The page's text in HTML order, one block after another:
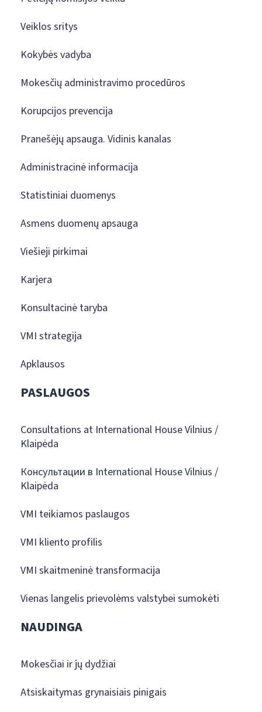
Veiklos sritys
Kokybės vadyba
Mokesčių administravimo procedūros
Korupcijos prevencija
Pranešėjų apsauga. Vidinis kanalas
Administracinė informacija
Statistiniai duomenys
Asmens duomenų apsauga
Viešieji pirkimai
Karjera
Konsultacinė taryba
VMI strategija
Apklausos
PASLAUGOS
Consultations at International House Vilnius /
Klaipėda
Консультации в International House Vilnius /
Klaipėda
VMI teikiamos paslaugos
VMI kliento profilis
VMI skaitmeninė transformacija
Vienas langelis prievolėms valstybei sumokėti
NAUDINGA
Mokesčiai ir jų dydžiai
Atsiskaitymas grynaisiais pinigais